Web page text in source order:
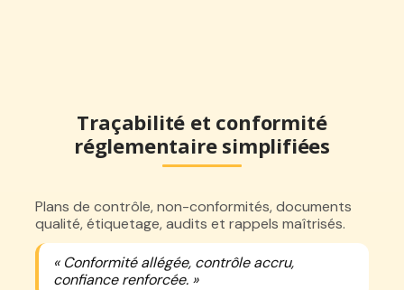
Traçabilité et conformité
réglementaire simplifiées
Plans de contrôle, non-conformités, documents
qualité, étiquetage, audits et rappels maîtrisés.
« Conformité allégée, contrôle accru,
confiance renforcée. »